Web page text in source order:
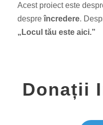
Acest proiect este
despreîncredere.
„Locul tău este aici.”
Donații